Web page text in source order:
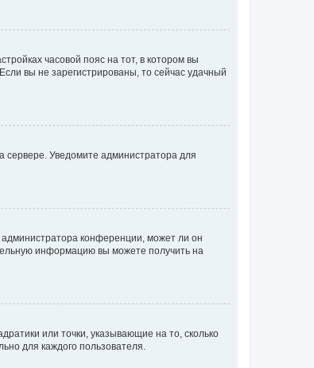
часовой пояс на тот, в котором вы
вы не зарегистрированы, то сейчас удачный
сервере. Уведомите администратора для
конференции, может ли он
информацию вы можете получить на
или точки, указывающие на то, сколько
для каждого пользователя.